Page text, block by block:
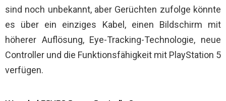
sind noch unbekannt, aber Gerüchten zufolge könnte
es über ein einziges Kabel, einen Bildschirm mit
höherer Auflösung, Eye-Tracking-Technologie, neue
Controller und die Funktionsfähigkeit mit PlayStation 5
verfügen.